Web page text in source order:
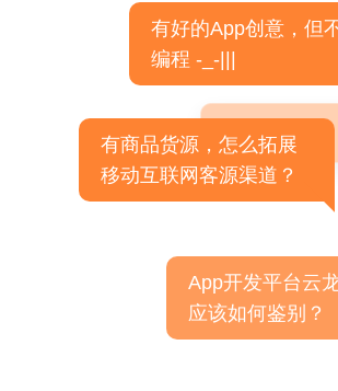
有好的App创意，但
编程 -_-|||
有商品货源，怎么拓展
移动互联网客源渠道？
App开发平台云
应该如何鉴别？